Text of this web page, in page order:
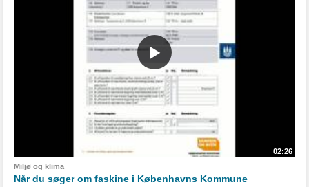
02:26
Miljø og klima
Når du søger om faskine i Københavns Kommune